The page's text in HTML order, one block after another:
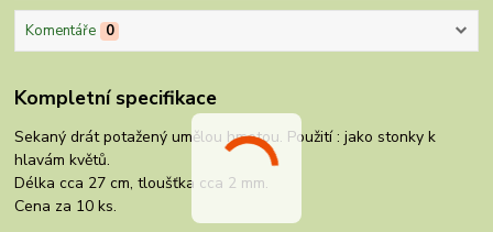
Komentáře 0
Kompletní specifikace
Sekaný drát potažený umělou hmotou. Použití : jako stonky k
hlavám květů.
Délka cca 27 cm, tloušťka cca 2 mm.
Cena za 10 ks.